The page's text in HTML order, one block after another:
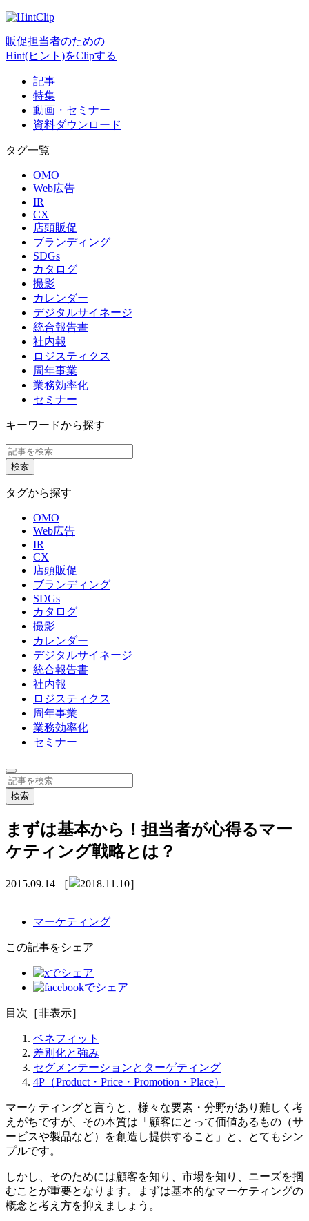
販促担当者のための
Hint(ヒント)をClipする
記事
特集
動画・セミナー
資料ダウンロード
タグ一覧
OMO
Web広告
IR
CX
店頭販促
ブランディング
SDGs
カタログ
撮影
カレンダー
デジタルサイネージ
統合報告書
社内報
ロジスティクス
周年事業
業務効率化
セミナー
キーワードから探す
タグから探す
OMO
Web広告
IR
CX
店頭販促
ブランディング
SDGs
カタログ
撮影
カレンダー
デジタルサイネージ
統合報告書
社内報
ロジスティクス
周年事業
業務効率化
セミナー
まずは基本から！担当者が心得るマー
ケティング戦略とは？
2015.09.14 ［ 2018.11.10］
マーケティング
この記事をシェア
目次 ［非表示］
ベネフィット
差別化と強み
セグメンテーションとターゲティング
4P（Product・Price・Promotion・Place）
マーケティングと言うと、様々な要素・分野があり難しく考
えがちですが、その本質は「顧客にとって価値あるもの（サ
ービスや製品など）を創造し提供すること」と、とてもシン
プルです。
しかし、そのためには顧客を知り、市場を知り、ニーズを掴
むことが重要となります。まずは基本的なマーケティングの
概念と考え方を抑えましょう。